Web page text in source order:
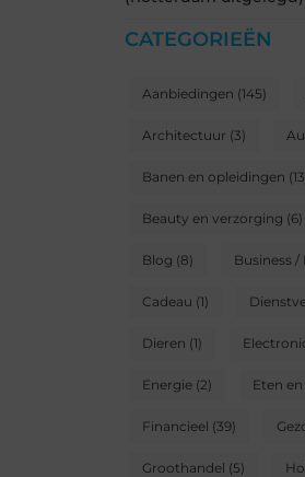
CATEGORIEËN
Aanbiedingen (145)
Architectuur (3)
Banen en opleidingen
Beauty en verzorging (6)
Blog (8) Business /
Cadeau (1)
Dieren (1)
Energie (2) Eten
Financieel (39)
Groothandel (5)